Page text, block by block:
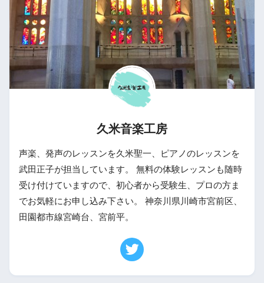
久米音楽工房
声楽、発声のレッスンを久米聖一、ピアノのレッスンを
武田正子が担当しています。 無料の体験レッスンも随時
受け付けていますので、初心者から受験生、プロの方ま
でお気軽にお申し込み下さい。 神奈川県川崎市宮前区、
田園都市線宮崎台、宮前平。